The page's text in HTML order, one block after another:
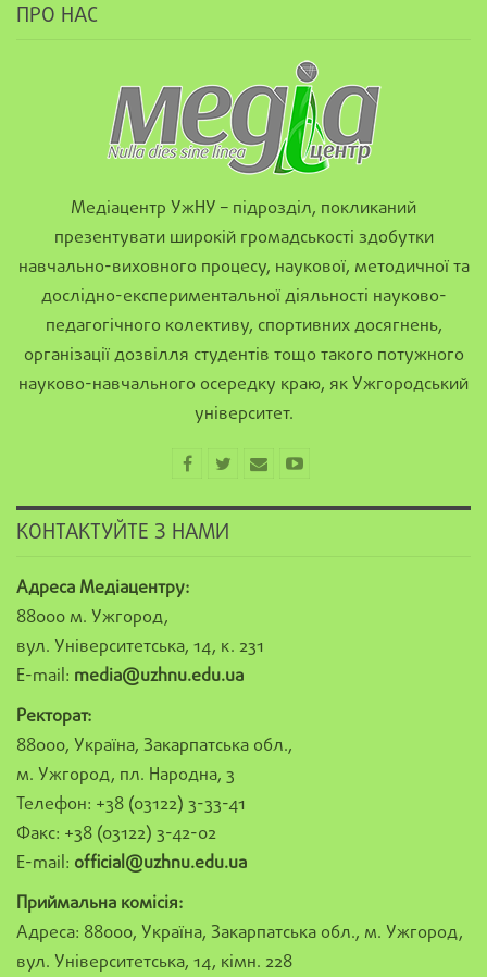
ПРО НАС
Медіацентр УжНУ – підрозділ, покликаний
презентувати широкій громадськості здобутки
навчально-виховного процесу, наукової, методичної та
дослідно-експериментальної діяльності науково-
педагогічного колективу, спортивних досягнень,
організації дозвілля студентів тощо такого потужного
науково-навчального осередку краю, як Ужгородський
університет.
КОНТАКТУЙТЕ З НАМИ
Адреса Медіацентру:
88000 м. Ужгород,
вул. Університетська, 14, к. 231
E-mail: media@uzhnu.edu.ua
Ректорат:
88000, Україна, Закарпатська обл.,
м. Ужгород, пл. Народна, 3
Телефон: +38 (03122) 3-33-41
Факс: +38 (03122) 3-42-02
E-mail: official@uzhnu.edu.ua
Приймальна комісія:
Адреса: 88000, Україна, Закарпатська обл., м. Ужгород,
вул. Університетська, 14, кімн. 228